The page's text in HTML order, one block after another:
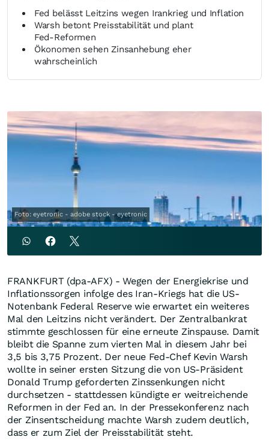
Fed belässt Leitzins wegen Irankrieg und Inflation
Warsh betont Preisstabilität und plant
Fed‑Reformen
Ökonomen sehen Zinsanhebung eher
wahrscheinlich
Foto: eyetronic - adobe stock - eyetronic
FRANKFURT (dpa-AFX) - Wegen der Energiekrise und
Inflationssorgen infolge des Iran-Kriegs hat die US-
Notenbank Federal Reserve wie erwartet ein weiteres
Mal den Leitzins nicht verändert. Der Zentralbankrat
stimmte geschlossen für eine erneute Zinspause. Damit
bleibt die Spanne zum vierten Mal in diesem Jahr bei
3,5 bis 3,75 Prozent. Der neue Fed-Chef Kevin Warsh
wollte in seiner ersten Sitzung die von US-Präsident
Donald Trump geforderten Zinssenkungen nicht
durchsetzen - stattdessen kündigte er weitreichende
Reformen in der Fed an. In der Pressekonferenz nach
der Zinsentscheidung machte Warsh zudem deutlich,
dass er zum Ziel der Preisstabilität steht.